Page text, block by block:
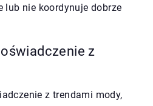
lub nie koordynuje dobrze
z
z trendami mody,